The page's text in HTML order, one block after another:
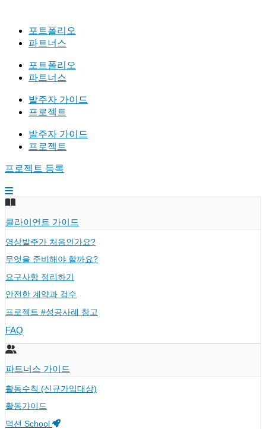
포트폴리오
파트너스
포트폴리오
파트너스
발주자 가이드
프로젝트
발주자 가이드
프로젝트
프로젝트 등록
클라이언트 가이드
영상발주가 처음인가요?
무엇을 준비해야 할까요?
요구사항 정리하기
안전한 계약과 검수
프로젝트 #성공사례 참고
FAQ
파트너스 가이드
활동수칙 (신규가입대상)
활동가이드
덕션 School